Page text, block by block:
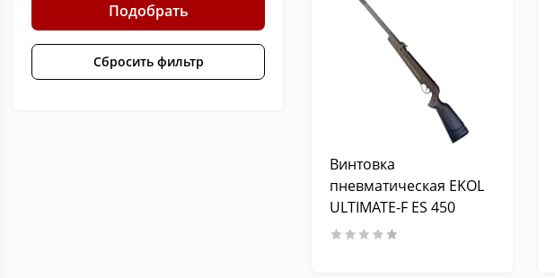
Подобрать
Сбросить фильтр
Винтовка
пневматическая EKOL
ULTIMATE-F ES 450
Black, кал. 4,5 мм.